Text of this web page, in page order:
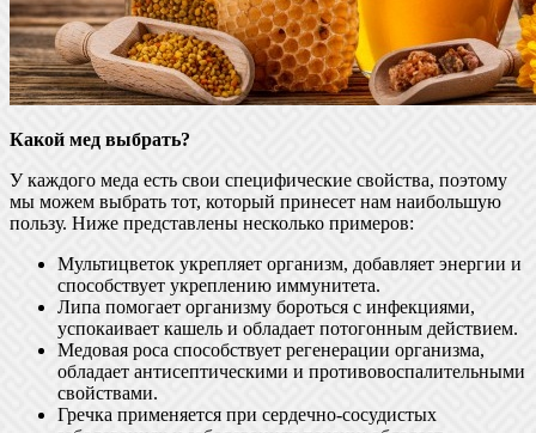
Какой мед выбрать?
У каждого меда есть свои специфические свойства, поэтому
мы можем выбрать тот, который принесет нам наибольшую
пользу. Ниже представлены несколько примеров:
Мультицветок укрепляет организм, добавляет энергии и
способствует укреплению иммунитета.
Липа помогает организму бороться с инфекциями,
успокаивает кашель и обладает потогонным действием.
Медовая роса способствует регенерации организма,
обладает антисептическими и противовоспалительными
свойствами.
Гречка применяется при сердечно-сосудистых